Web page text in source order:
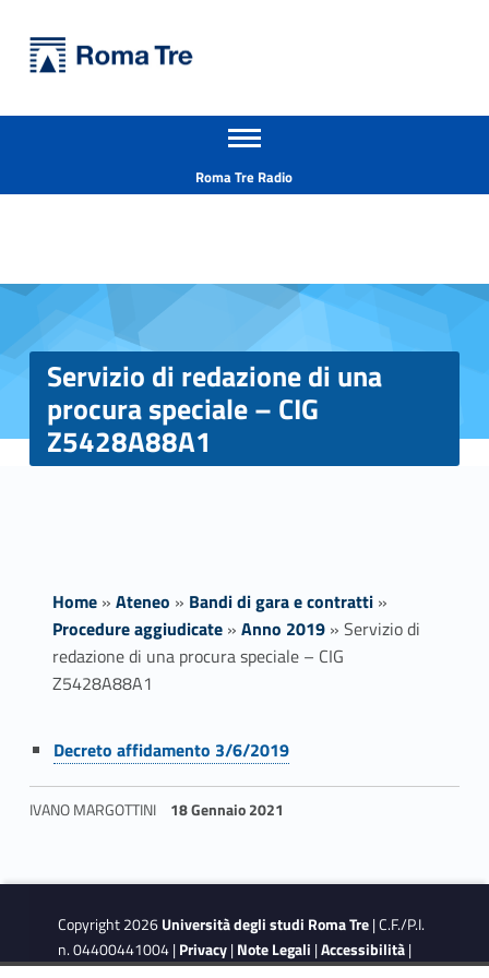
Servizio di redazione di una procura speciale – CIG Z5428A88A1 - Università Roma Tre
Apri il menu secondario
Roma Tre Radio
Servizio di redazione di una
procura speciale – CIG
Z5428A88A1
Home» Ateneo » Bandi di gara e contratti»
Procedure aggiudicate» Anno 2019» Servizio di
redazione di una procura speciale – CIG
Z5428A88A1
S
e
v
Link identifier #identifier__23481-1
Decreto affidamento 3/6/2019
IVANO MARGOTTINI 18 Gennaio 2021
Copyright 2026Università degli studi Roma Tre| C.F./P.I.
n. 04400441004 |Privacy|Note Legali |Accessibilità|